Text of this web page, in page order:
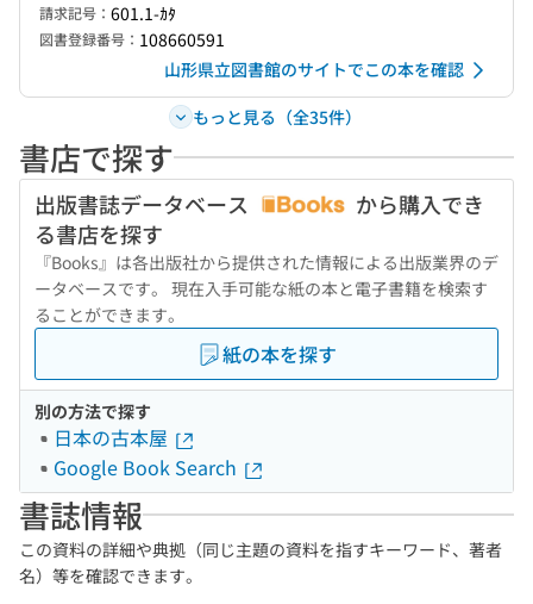
請求記号： 601.1-ｶﾀ
図書登録番号： 108660591
山形県立図書館のサイトでこの本を確認
もっと見る（全35件）
書店で探す
出版書誌データベース
から購入でき
る書店を探す
『Books』は各出版社から提供された情報による出版業界のデ
ータベースです。 現在入手可能な紙の本と電子書籍を検索す
ることができます。
紙の本を探す
別の方法で探す
日本の古本屋
Google Book Search
書誌情報
この資料の詳細や典拠（同じ主題の資料を指すキーワード、著者
名）等を確認できます。